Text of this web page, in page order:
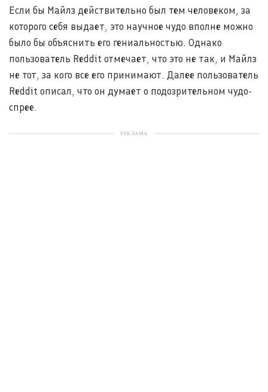
Если бы Майлз действительно был тем человеком, за
которого себя выдает, это научное чудо вполне можно
было бы объяснить его гениальностью. Однако
пользователь Reddit отмечает, что это не так, и Майлз
не тот, за кого все его принимают. Далее пользователь
Reddit описал, что он думает о подозрительном чудо-
спрее.
РЕКЛАМА